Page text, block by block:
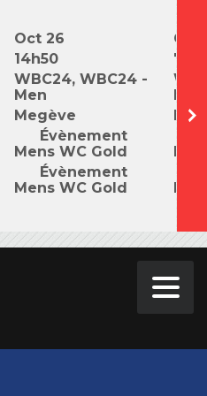
Oct 26
14h50
WBC24, WBC24 -
Men
Megève
Évènement
Mens WC Gold
Évènement
Mens WC Gold
Oct